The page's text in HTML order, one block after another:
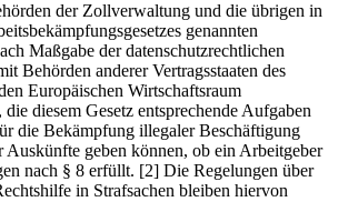
der Zollverwaltung und die übrigen in
genannten
Maßgabe der datenschutzrechtlichen
Behörden anderer Vertragsstaaten des
Europäischen Wirtschaftsraum
die diesem Gesetz entsprechende Aufgaben
die Bekämpfung illegaler Beschäftigung
Auskünfte geben können, ob ein Arbeitgeber
nach § 8 erfüllt. [2] Die Regelungen über
in Strafsachen bleiben hiervon